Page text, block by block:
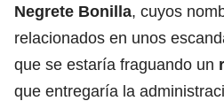
Negrete Bonilla, cuyos
relacionados en unos
que se estaría fraguando un
que entregaría la